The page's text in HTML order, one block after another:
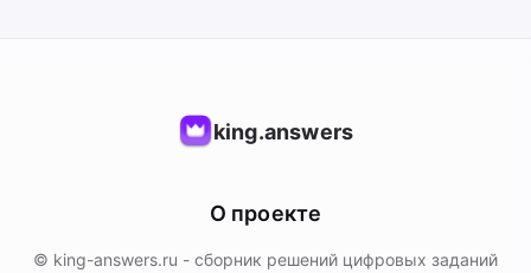
king.answers
О проекте
© king-answers.ru - сборник решений цифровых заданий